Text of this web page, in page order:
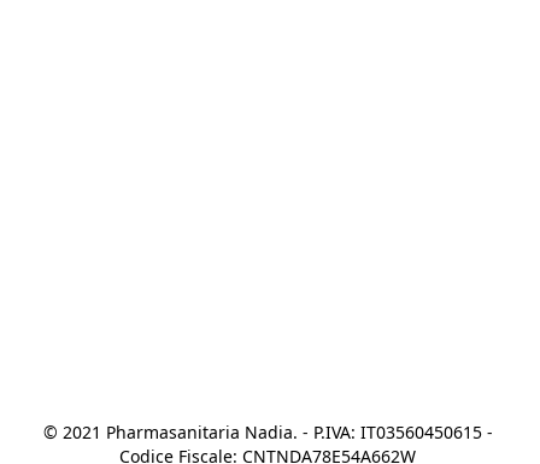
© 2021 Pharmasanitaria Nadia. - P.IVA: IT03560450615 -
Codice Fiscale: CNTNDA78E54A662W